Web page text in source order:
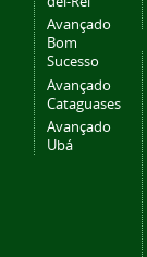
Avançado
Bom
Sucesso
Avançado
Cataguases
Avançado
Ubá